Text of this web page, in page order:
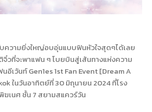
วามยิ่งใหญ่อบอุ่นแบบฟินหัวใจสุดๆได้เลย
จิ๋วที่จะพาแฟน ๆ โบยบินสู่เส้นทางแห่งความ
เว้นท์ Gen1es 1st Fan Event [Dream A
ในวันอาทิตย์ที่ 30 มิถุนายน 2024 ที่โรง
ฆเนศ ชั้น 7 สยามสแควร์วัน